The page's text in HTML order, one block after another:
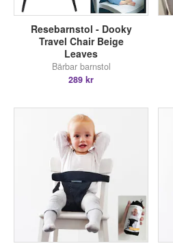
Resebarnstol - Dooky
Travel Chair Beige
Leaves
Bärbar barnstol
289 kr